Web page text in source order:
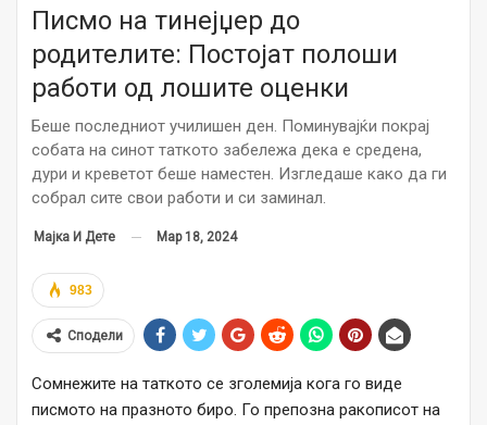
Писмо на тинејџер до
родителите: Постојат полоши
работи од лошите оценки
Беше последниот училишен ден. Поминувајќи покрај
собата на синот таткото забележа дека е средена,
дури и креветот беше наместен. Изгледаше како да ги
собрал сите свои работи и си заминал.
Мајка И Дете Мар 18, 2024
983
Сподели
Сомнежите на таткото се зголемија кога го виде
писмото на празното биро. Го препозна ракописот на